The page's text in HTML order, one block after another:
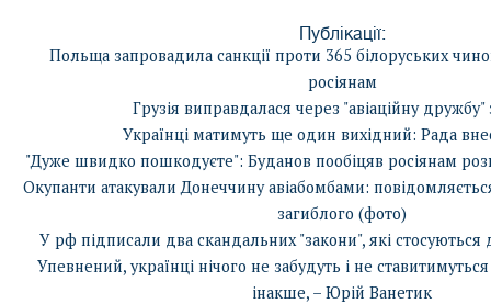
Публікації:
Польща запровадила санкції проти 365 білоруських
росіянам
Грузія виправдалася через "авіаційну дружбу"
Українці матимуть ще один вихідний: Рада
"Дуже швидко пошкодуєте": Буданов пообіцяв росіянам
Окупанти атакували Донеччину авіабомбами:
загиблого (фото)
У рф підписали два скандальних "закони", які стосуються
Упевнений, українці нічого не забудуть і не
інакше, – Юрій Ванетик